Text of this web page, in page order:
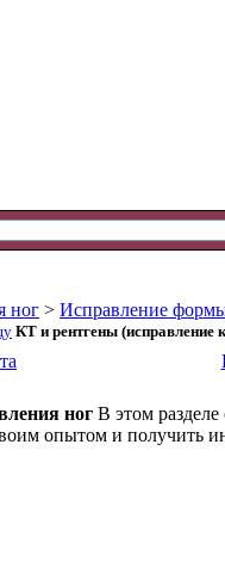
ног > Исправление
КТ и рентгены (исправление
ног В этом
опытом и получить